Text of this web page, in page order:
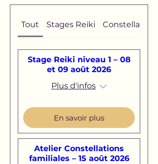
Tout Stages Reiki Constellations
Stage Reiki niveau 1 – 08
et 09 août 2026
Plus d'infos
En savoir plus
Atelier Constellations
familiales – 15 août 2026